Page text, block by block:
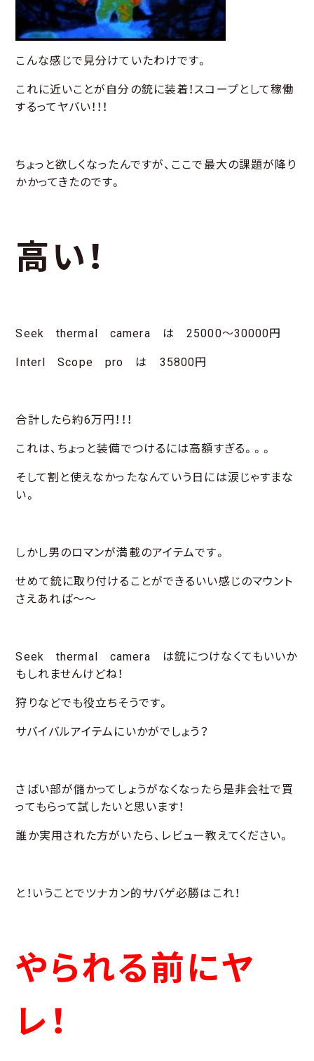
こんな感じで見分けていたわけです。
これに近いことが自分の銃に装着！スコープとして稼働
するってヤバい！！！
ちょっと欲しくなったんですが、ここで最大の課題が降り
かかってきたのです。
高い！
Seek thermal camera は 25000～30000円
Interl Scope pro は 35800円
合計したら約6万円！！！
これは、ちょっと装備でつけるには高額すぎる。。。
そして割と使えなかったなんていう日には涙じゃすまな
い。
しかし男のロマンが満載のアイテムです。
せめて銃に取り付けることができるいい感じのマウント
さえあれば～～
Seek thermal camera は銃につけなくてもいいか
もしれませんけどね！
狩りなどでも役立ちそうです。
サバイバルアイテムにいかがでしょう？
さばい部が儲かってしょうがなくなったら是非会社で買
ってもらって試したいと思います！
誰か実用された方がいたら、レビュー教えてください。
と！いうことでツナカン的サバゲ必勝はこれ！
やられる前にヤ
レ！